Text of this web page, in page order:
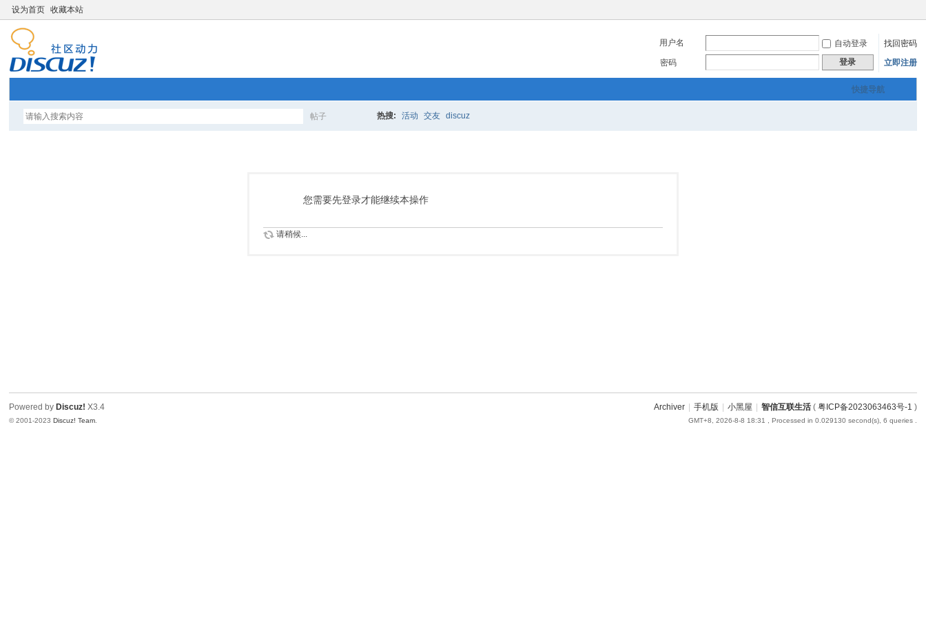
设为首页 收藏本站
用户名 自动登录
找回密码
密码
登录 立即注册
快捷导航
帖子
索
热搜: 活动 交友 discuz
您需要先登录才能继续本操作
请稍候...
Archiver 手机版 小黑屋 智信互联生活( 粤ICP备2023063463号-1 )
GMT+8, 2026-8-8 18:31 , Processed in 0.029130 second(s), 6 queries .
Powered by Discuz! X3.4
© 2001-2023Discuz! Team